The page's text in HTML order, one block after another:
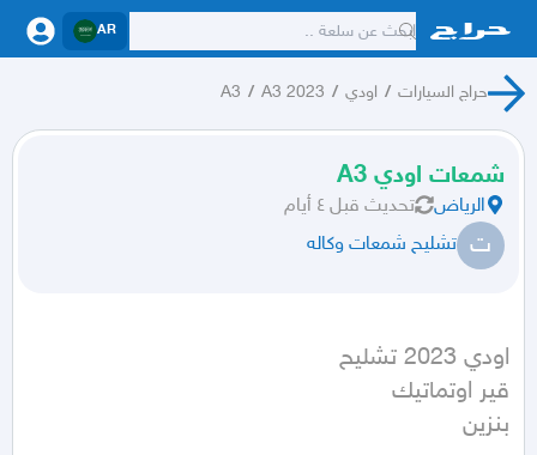
AR
حراج السيارات / اودي /
A3 2023
/
A3
شمعات اودي A3
الرياض تحديث قبل ٤ أيام
ت تشليح شمعات وكاله
بنزين